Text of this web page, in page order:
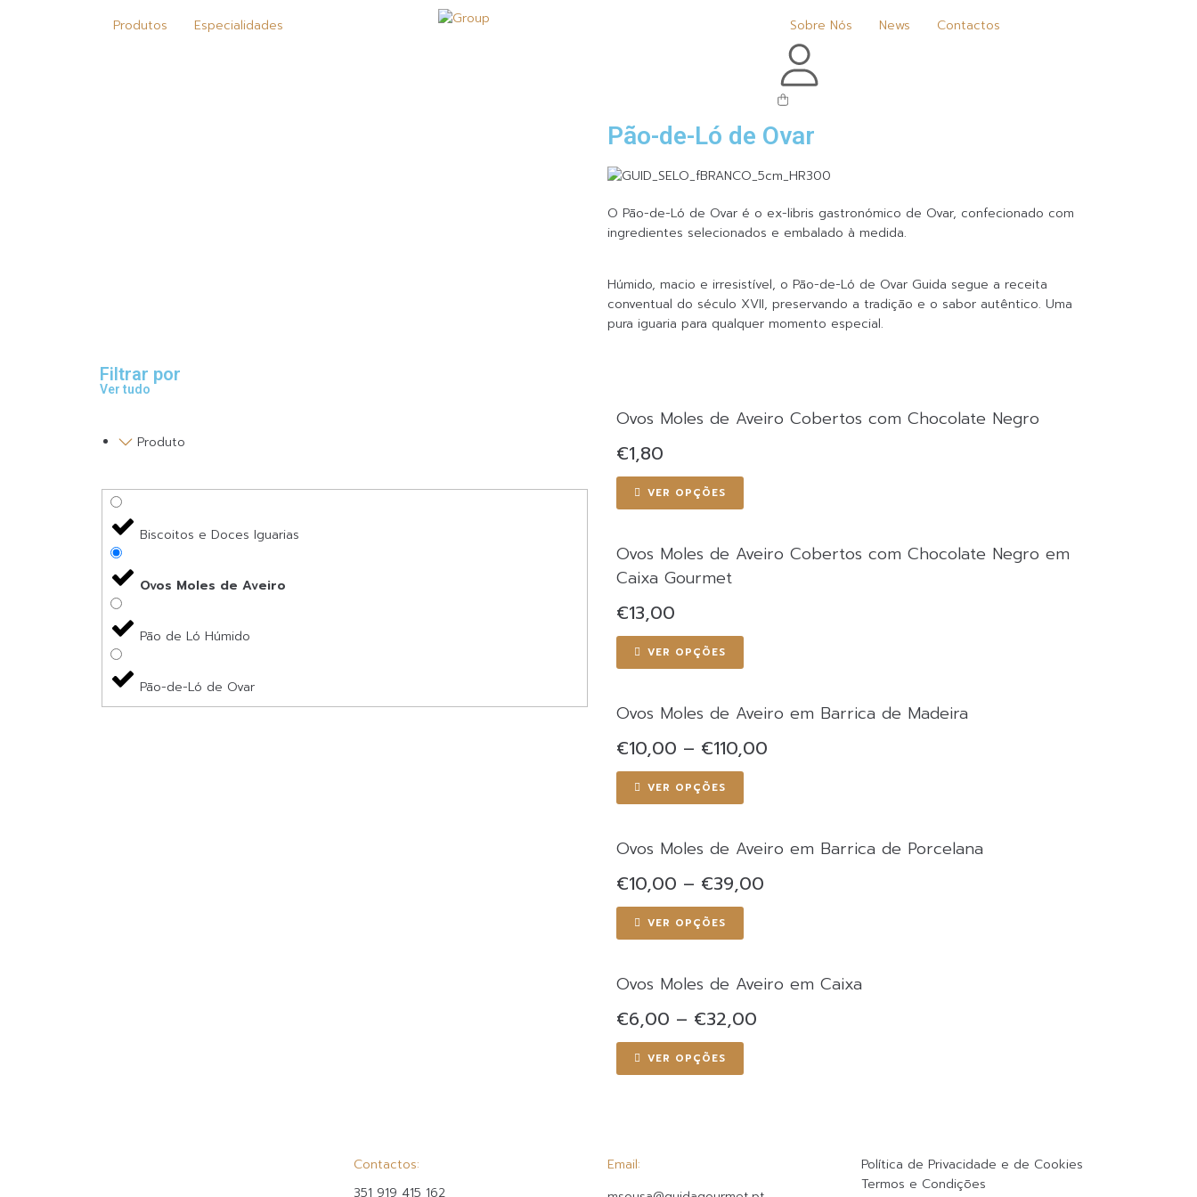
Produtos Especialidades Sobre Nós News Contactos
Pão-de-Ló de Ovar
O Pão-de-Ló de Ovar é o ex-libris gastronómico de Ovar, confecionado com
ingredientes selecionados e embalado à medida.
Húmido, macio e irresistível, o Pão-de-Ló de Ovar Guida segue a receita
conventual do século XVII, preservando a tradição e o sabor autêntico. Uma
pura iguaria para qualquer momento especial.
Filtrar por
Ver tudo
Produto
Biscoitos e Doces Iguarias
Ovos Moles de Aveiro
Pão de Ló Húmido
Pão-de-Ló de Ovar
Ovos Moles de Aveiro Cobertos com Chocolate Negro
€1,80
VER OPÇÕES
Ovos Moles de Aveiro Cobertos com Chocolate Negro em
Caixa Gourmet
€13,00
VER OPÇÕES
Ovos Moles de Aveiro em Barrica de Madeira
€10,00 – €110,00
VER OPÇÕES
Ovos Moles de Aveiro em Barrica de Porcelana
€10,00 – €39,00
VER OPÇÕES
Ovos Moles de Aveiro em Caixa
€6,00 – €32,00
VER OPÇÕES
Contactos:
351 919 415 162
Email:
Política de Privacidade e de Cookies
Termos e Condições